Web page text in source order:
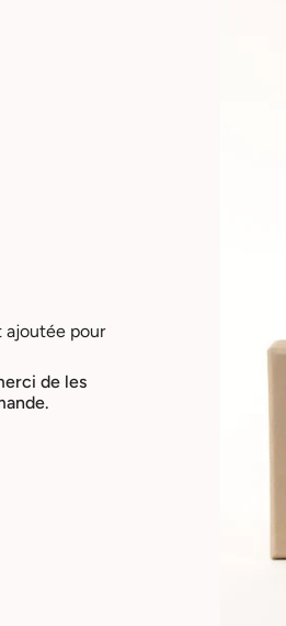
ajoutée pour
de les